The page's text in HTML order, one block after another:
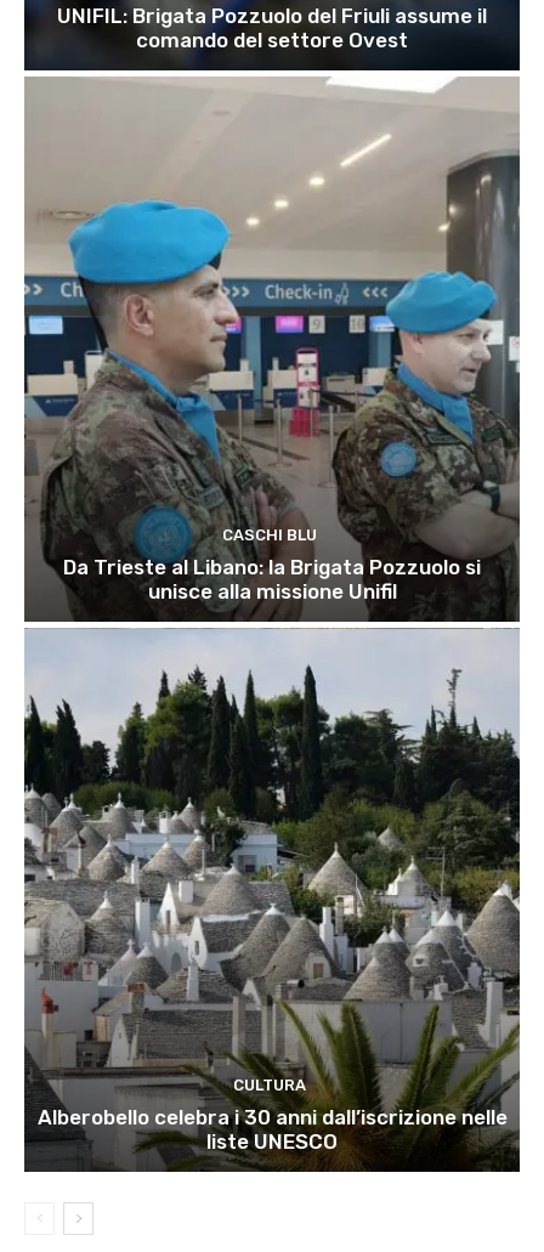
UNIFIL: Brigata Pozzuolo del Friuli assume il
comando del settore Ovest
CASCHI BLU
Da Trieste al Libano: la Brigata Pozzuolo si
unisce alla missione Unifil
CULTURA
Alberobello celebra i 30 anni dall’iscrizione nelle
liste UNESCO